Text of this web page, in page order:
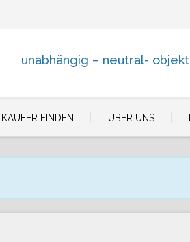
unabhängig – neutral-
KÄUFER FINDEN ÜBER UNS